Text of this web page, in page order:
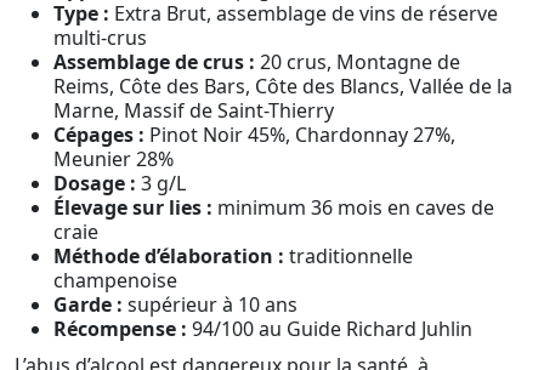
Type : Extra Brut, assemblage de vins de réserve
multi-crus
Assemblage de crus : 20 crus, Montagne de
Reims, Côte des Bars, Côte des Blancs, Vallée de la
Marne, Massif de Saint-Thierry
Cépages : Pinot Noir 45%, Chardonnay 27%,
Meunier 28%
Dosage : 3 g/L
Élevage sur lies : minimum 36 mois en caves de
craie
Méthode d’élaboration : traditionnelle
champenoise
Garde : supérieur à 10 ans
Récompense : 94/100 au Guide Richard Juhlin